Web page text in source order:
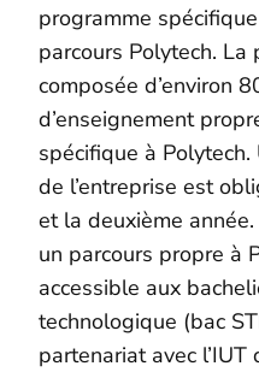
programme
parcours Polytech.
composée d’environ
d’enseignement
spécifique à
de l’entreprise est
et la deuxième
un parcours propre à
accessible aux
technologique (bac
partenariat avec